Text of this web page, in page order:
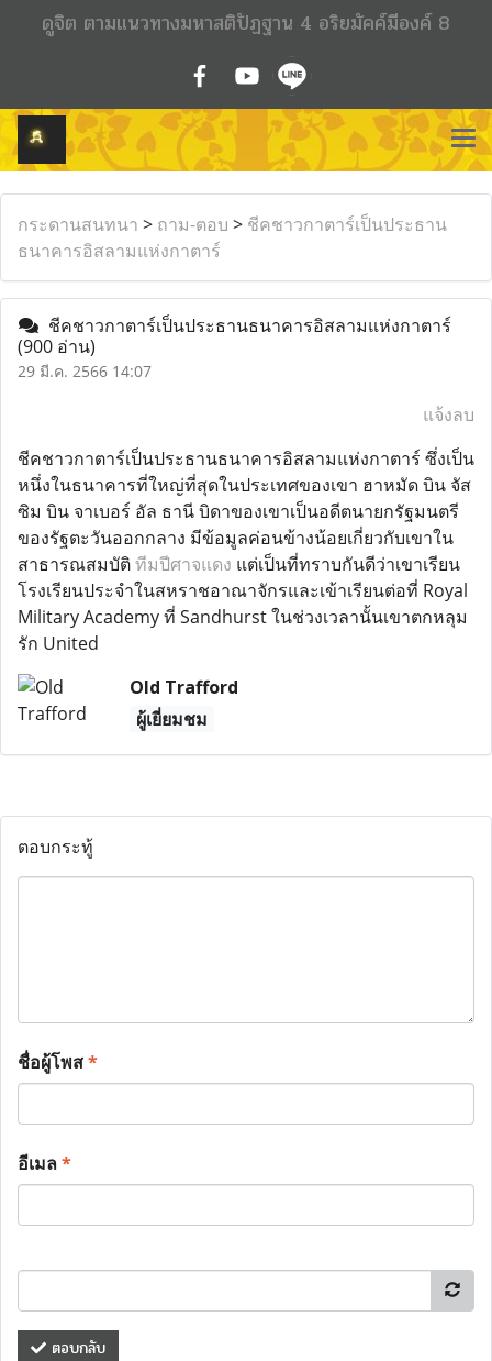
ดูจิต ตามแนวทางมหาสติปัฏฐาน 4 อริยมัคค์มีองค์ 8
กระดานสนทนา > ถาม-ตอบ > ชีคชาวกาตาร์เป็นประธาน
ธนาคารอิสลามแห่งกาตาร์
ชีคชาวกาตาร์เป็นประธานธนาคารอิสลามแห่งกาตาร์
(900 อ่าน)
29 มี.ค. 2566 14:07
แจ้งลบ
ชีคชาวกาตาร์เป็นประธานธนาคารอิสลามแห่งกาตาร์ ซึ่งเป็น
หนึ่งในธนาคารที่ใหญ่ที่สุดในประเทศของเขา ฮาหมัด บิน จัส
ซิม บิน จาเบอร์ อัล ธานี บิดาของเขาเป็นอดีตนายกรัฐมนตรี
ของรัฐตะวันออกกลาง มีข้อมูลค่อนข้างน้อยเกี่ยวกับเขาใน
สาธารณสมบัติทีมปีศาจแดง แต่เป็นที่ทราบกันดีว่าเขาเรียน
โรงเรียนประจำในสหราชอาณาจักรและเข้าเรียนต่อที่ Royal
Military Academy ที่ Sandhurst ในช่วงเวลานั้นเขาตกหลุม
รัก United
Old Trafford
ผู้เยี่ยมชม
ตอบกระทู้
ชื่อผู้โพส*
อีเมล*
ตอบกลับ